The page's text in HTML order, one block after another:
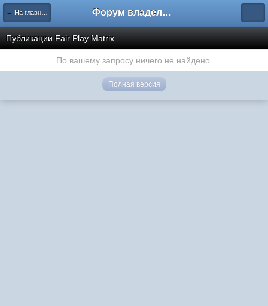
← На главную Форум владельцев интернет-магазинов
Публикации Fair Play Matrix
По вашему запросу ничего не найдено.
Полная версия